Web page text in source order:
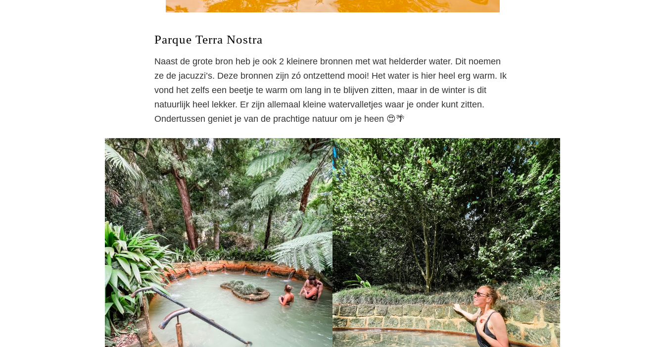
Parque Terra Nostra
Naast de grote bron heb je ook 2 kleinere bronnen met wat helderder water. Dit noemen
ze de jacuzzi’s. Deze bronnen zijn zó ontzettend mooi! Het water is hier heel erg warm. Ik
vond het zelfs een beetje te warm om lang in te blijven zitten, maar in de winter is dit
natuurlijk heel lekker. Er zijn allemaal kleine watervalletjes waar je onder kunt zitten.
Ondertussen geniet je van de prachtige natuur om je heen 😍🌴